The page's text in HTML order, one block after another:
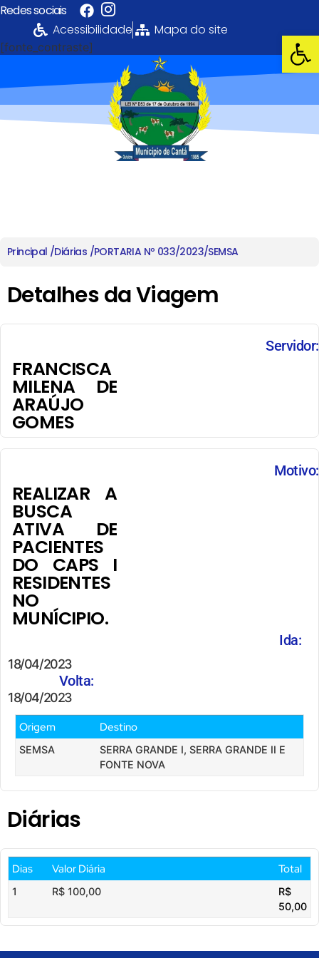
Abrir
Redes sociais
Acessibilidade
Mapa do site
[fonte_contraste]
Principal /Diárias /PORTARIA Nº 033/2023/SEMSA
Detalhes da Viagem
Servidor:
FRANCISCA
MILENA DE
ARAÚJO
GOMES
Motivo:
REALIZAR A
BUSCA
ATIVA DE
PACIENTES
DO CAPS I
RESIDENTES
NO
MUNÍCIPIO.
Ida:
18/04/2023
Volta:
18/04/2023
Origem Destino
SEMSA
SERRA GRANDE I, SERRA GRANDE II E
FONTE NOVA
Diárias
Dias Valor Diária Total
1 R$ 100,00
R$
50,00